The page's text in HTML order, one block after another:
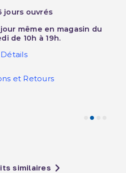
jours ouvrés
même en magasin du
de 10h à 19h.
Détails
et Retours
similaires